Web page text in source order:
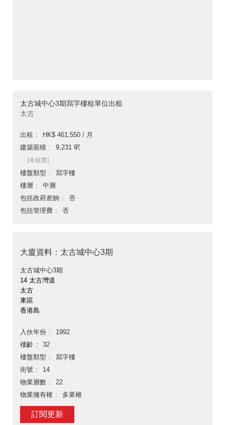
太古城中心3期寫字樓租單位出租
太古
出租
HK$ 461,550 / 月
建築面積
9,231 呎
[未核實]
樓盤類型
寫字樓
樓層
中層
包括政府差餉
否
包括管理費
否
大廈資料：太古城中心3期
太古城中心3期
14 太古灣道
太古
東區
香港島
入伙年份
1992
樓齡
32
樓盤類型
寫字樓
街號
14
物業層數
22
物業擁有權
多業權
訂閱更新